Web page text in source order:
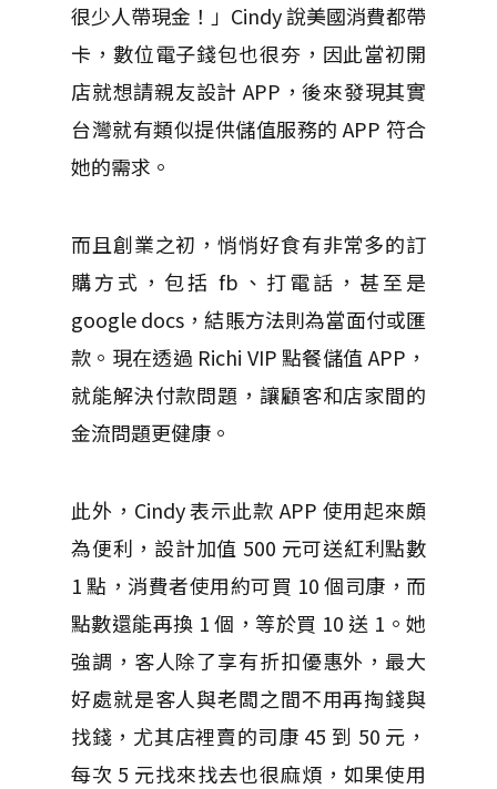
很少人帶現金！」Cindy 說美國消費都帶
卡，數位電子錢包也很夯，因此當初開
店就想請親友設計 APP，後來發現其實
台灣就有類似提供儲值服務的 APP 符合
她的需求。
而且創業之初，悄悄好食有非常多的訂
購方式，包括 fb、打電話，甚至是
google docs，結賬方法則為當面付或匯
款。現在透過 Richi VIP 點餐儲值 APP，
就能解決付款問題，讓顧客和店家間的
金流問題更健康。
此外，Cindy 表示此款 APP 使用起來頗
為便利，設計加值 500 元可送紅利點數
1 點，消費者使用約可買 10 個司康，而
點數還能再換 1 個，等於買 10 送 1。她
強調，客人除了享有折扣優惠外，最大
好處就是客人與老闆之間不用再掏錢與
找錢，尤其店裡賣的司康 45 到 50 元，
每次 5 元找來找去也很麻煩，如果使用